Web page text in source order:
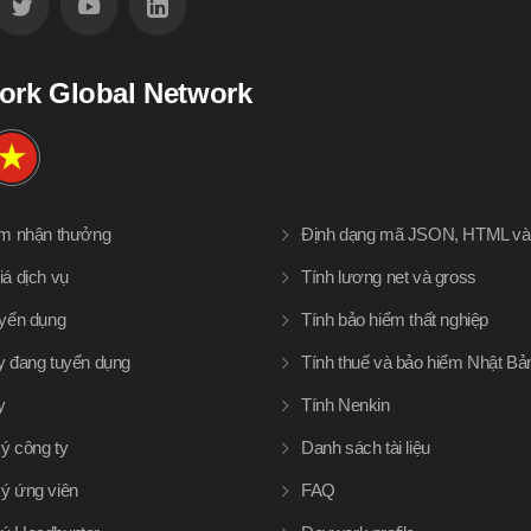
Global Network
nhận thưởng
dịch vụ
dụng
đang tuyển dụng
công ty
ứng viên
Định dạng mã JSON, HTML
Tính lương net và gross
Tính bảo hiểm thất nghiệp
Tính thuế và bảo hiểm Nhật
Tính Nenkin
Danh sách tài liệu
FAQ